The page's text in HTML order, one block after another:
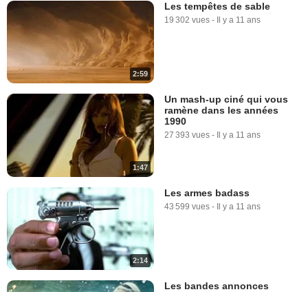
2:59
Les tempêtes de sable
19 302 vues - Il y a 11 ans
1:47
Un mash-up ciné qui vous
ramène dans les années
1990
27 393 vues - Il y a 11 ans
2:14
Les armes badass
43 599 vues - Il y a 11 ans
Les bandes annonces